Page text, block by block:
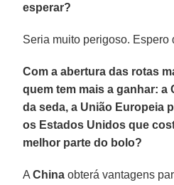
esperar?
Seria muito perigoso. Espero
Com a abertura das rotas
quem tem mais a ganhar: a
da seda, a União Europeia
os Estados Unidos que
melhor parte do bolo?
AChina obterá vantagens